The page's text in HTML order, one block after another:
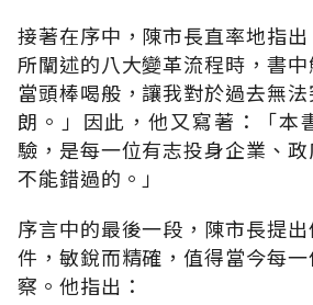
接著在序中，陳市長直率地指
所闡述的八大變革流程時，書
當頭棒喝般，讓我對於過去無
朗。」因此，他又寫著：「本
驗，是每一位有志投身企業、
不能錯過的。」
序言中的最後一段，陳市長提
件，敏銳而精確，值得當今每
察。他指出：